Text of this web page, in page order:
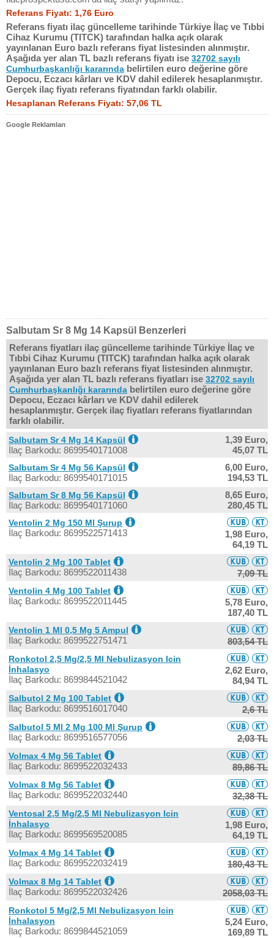
Referans Fiyatı: 1,76 Euro
Referans fiyatı ilaç güncelleme tarihinde Türkiye İlaç ve Tıbbi
Cihaz Kurumu (TITCK) tarafından halka açık olarak
yayınlanan Euro bazlı referans fiyat listesinden alınmıştır.
Aşağıda yer alan TL bazlı referans fiyatı ise 32702 sayılı
Cumhurbaşkanlığı kararında belirtilen euro değerine göre
Depocu, Eczacı kârları ve KDV dahil edilerek hesaplanmıştır.
Gerçek ilaç fiyatı referans fiyatından farklı olabilir.
Hesaplanan Referans Fiyatı: 57,06 TL
Google Reklamları
Salbutam Sr 8 Mg 14 Kapsül Benzerleri
Referans fiyatları ilaç güncelleme tarihinde Türkiye İlaç ve
Tıbbi Cihaz Kurumu (TITCK) tarafından halka açık olarak
yayınlanan Euro bazlı referans fiyat listesinden alınmıştır.
Aşağıda yer alan TL bazlı referans fiyatları ise 32702 sayılı
Cumhurbaşkanlığı kararında belirtilen euro değerine göre
Depocu, Eczacı kârları ve KDV dahil edilerek
hesaplanmıştır. Gerçek ilaç fiyatları referans fiyatlarından
farklı olabilir.
Salbutam Sr 4 Mg 14 Kapsül
İlaç Barkodu: 8699540171008
1,39 Euro,
45,07 TL
Salbutam Sr 4 Mg 56 Kapsül
İlaç Barkodu: 8699540171015
6,00 Euro,
194,53 TL
Salbutam Sr 8 Mg 56 Kapsül
İlaç Barkodu: 8699540171060
8,65 Euro,
280,45 TL
Ventolin 2 Mg 150 Ml Şurup
İlaç Barkodu: 8699522571413
1,98 Euro,
64,19 TL
Ventolin 2 Mg 100 Tablet
İlaç Barkodu: 8699522011438 7,09 TL
Ventolin 4 Mg 100 Tablet
İlaç Barkodu: 8699522011445
5,78 Euro,
187,40 TL
Ventolin 1 Ml 0,5 Mg 5 Ampul
İlaç Barkodu: 8699522751471 803,54 TL
Ronkotol 2,5 Mg/2,5 Ml Nebulizasyon Icin
İnhalasyo
İlaç Barkodu: 8699844521042
2,62 Euro,
84,94 TL
Salbutol 2 Mg 100 Tablet
İlaç Barkodu: 8699516017040 2,6 TL
Salbutol 5 Ml 2 Mg 100 Ml Şurup
İlaç Barkodu: 8699516577056 2,03 TL
Volmax 4 Mg 56 Tablet
İlaç Barkodu: 8699522032433 89,86 TL
Volmax 8 Mg 56 Tablet
İlaç Barkodu: 8699522032440 32,38 TL
Ventosal 2,5 Mg/2,5 Ml Nebulizasyon Icin
İnhalasyo
İlaç Barkodu: 8699569520085
1,98 Euro,
64,19 TL
Volmax 4 Mg 14 Tablet
İlaç Barkodu: 8699522032419 180,43 TL
Volmax 8 Mg 14 Tablet
İlaç Barkodu: 8699522032426 2058,03 TL
Ronkotol 5 Mg/2,5 Ml Nebulizasyon Icin
İnhalasyon
İlaç Barkodu: 8699844521059
5,24 Euro,
169,89 TL